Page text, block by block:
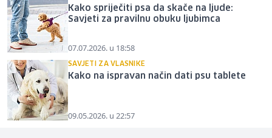
Kako spriječiti psa da skače na ljude:
Savjeti za pravilnu obuku ljubimca
07.07.2026. u 18:58
SAVJETI ZA VLASNIKE
Kako na ispravan način dati psu tablete
09.05.2026. u 22:57